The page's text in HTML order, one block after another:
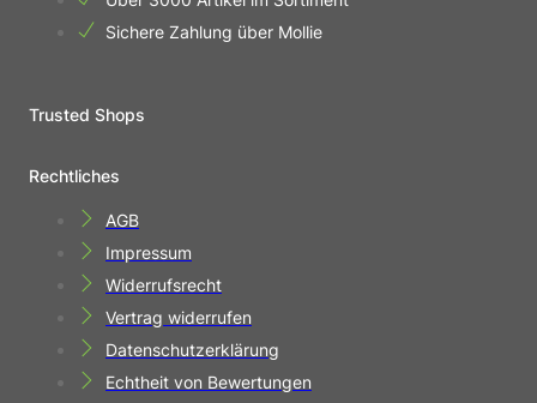
Sichere Zahlung über Mollie
Trusted Shops
Rechtliches
AGB
Impressum
Widerrufsrecht
Vertrag widerrufen
Datenschutzerklärung
Echtheit von Bewertungen